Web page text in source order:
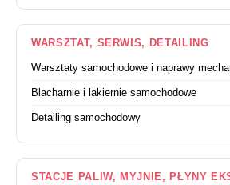
WARSZTAT, SERWIS, DETAILING
Warsztaty samochodowe i naprawy
Blacharnie i lakiernie samochodowe
Detailing samochodowy
STACJE PALIW, MYJNIE, PŁYNY